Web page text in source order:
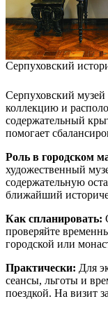
Серпуховский
Серпуховский
коллекцию и
содержательный
помогает
Роль в городском
художественный
содержательную
ближайший
Как спланировать:
проверяйте
городской или
Практически: Для
сеансы, льготы и
поездкой. На визит